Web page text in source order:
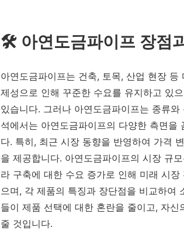
🛠️ 아연도금파이프 장점
아연도금파이프는 건축, 토목, 산업 현장
제성으로 인해 꾸준한 수요를 유지하고 있
있습니다. 그러나 아연도금파이프는 종류
석에서는 아연도금파이프의 다양한 측면
다. 특히, 최근 시장 동향을 반영하여 가격
을 제공합니다. 아연도금파이프의 시장 규
라 구축에 대한 수요 증가로 인해 미래 시
으며, 각 제품의 특징과 장단점을 비교하여
들이 제품 선택에 대한 혼란을 줄이고, 자
줄 것입니다.